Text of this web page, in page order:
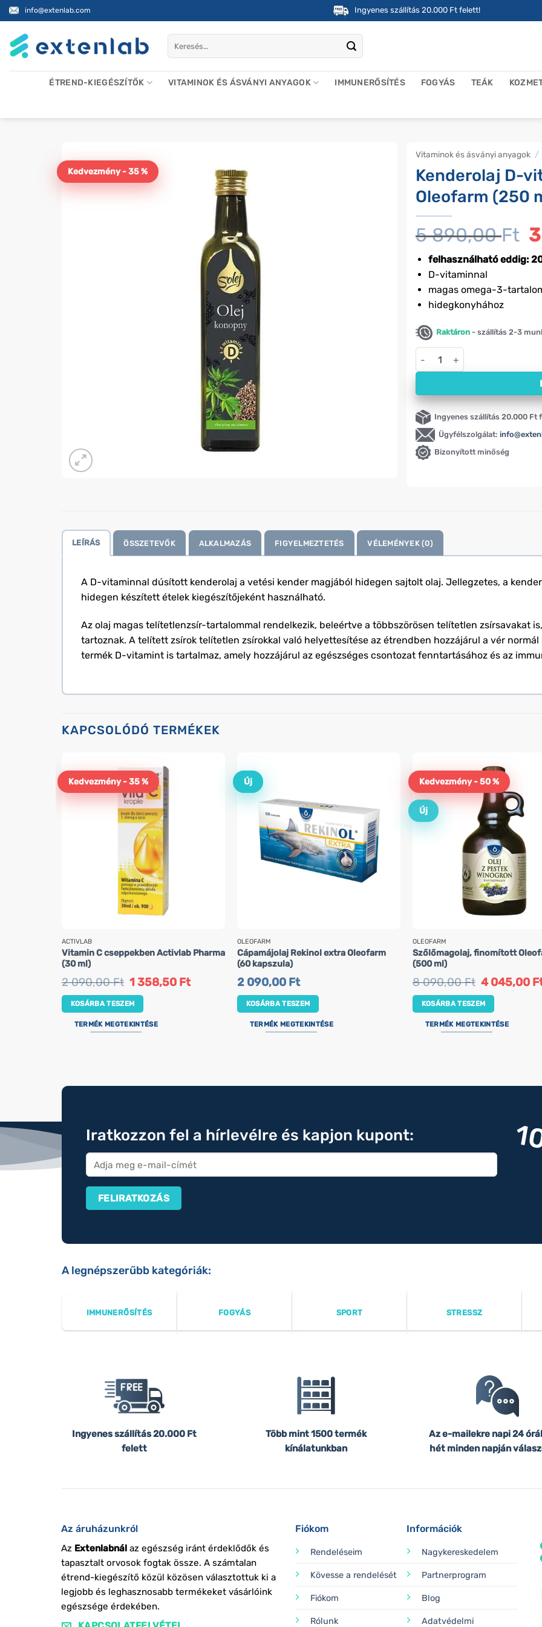
Skip
to
content
info@extenlab.com Ingyenes szállítás 20.000 Ft felett!
ÉTREND-KIEGÉSZÍTŐK VITAMINOK ÉS ÁSVÁNYI ANYAGOK IMMUNERŐSÍTÉS FOGYÁS TEÁK
Kedvezmény - 35 %
Vitaminok és ásványi anyagok /
Kenderolaj D-
Oleofarm (250
5 890,00Ft
felhasználható eddig:
D-vitaminnal
magas omega-3-
hidegkonyhához
Raktáron - szállítás 2-3
Kenderolaj D-vitaminnal,
Ingyenes szállítás 20.000 Ft
Ügyfélszolgálat:
Bizonyított minőség
LEÍRÁS ÖSSZETEVŐK ALKALMAZÁS FIGYELMEZTETÉS VÉLEMÉNYEK (0)
A D-vitaminnal dúsított kenderolaj a vetési kender magjából hidegen sajtolt olaj. Jellegzetes, a
hidegen készített ételek kiegészítőjeként használható.
Az olaj magas telítetlenzsír-tartalommal rendelkezik, beleértve a többszörösen telítetlen zsírsavakat
tartoznak. A telített zsírok telítetlen zsírokkal való helyettesítése az étrendben hozzájárul a vér
termék D-vitamint is tartalmaz, amely hozzájárul az egészséges csontozat fenntartásához és az
KAPCSOLÓDÓ TERMÉKEK
Kedvezmény - 35 %
ACTIVLAB
Vitamin C cseppekben Activlab Pharma
(30 ml)
2 090,00Ft Original
price
was:
2
090,00 Ft.
1 358,50 FtCurrent
price
KOSÁRBA TESZEM
TERMÉK MEGTEKINTÉSE
Új
OLEOFARM
Cápamájolaj Rekinol extra Oleofarm
(60 kapszula)
2 090,00 Ft
KOSÁRBA TESZEM
TERMÉK MEGTEKINTÉSE
Kedvezmény - 50 %
Új
OLEOFARM
Szőlőmagolaj, finomított
(500 ml)
8 090,00Ft Original
price
was:
8
090,00 Ft.
4 045,00
KOSÁRBA TESZEM
TERMÉK MEGTEKINTÉSE
Iratkozzon fel a hírlevélre és kapjon kupont:
A legnépszerűbb kategóriák:
IMMUNERŐSÍTÉS FOGYÁS SPORT STRESSZ
Ingyenes szállítás20.000 Ft
felett
Több mint 1500 termék
kínálatunkban
Az e-mailekre napi 24
hét minden napján
Az áruházunkról
Az Extenlabnálaz egészség iránt érdeklődők és
tapasztalt orvosok fogtak össze. A számtalan
étrend-kiegészítő közül közösen választottuk ki a
legjobb és leghasznosabb termékeket vásárlóink
egészsége érdekében.
Fiókom
Rendeléseim
Kövesse a rendelését
Fiókom
Rólunk
Információk
Nagykereskedelem
Partnerprogram
Blog
Adatvédelmi